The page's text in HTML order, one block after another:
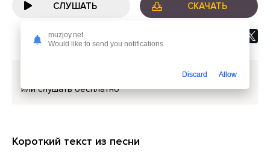
СЛУШАТЬ СКАЧАТЬ
BITTUEV, Брутто - Песня о грустном
или слушать бесплатно
Короткий текст из песни
muzjoy.net
Would like to send you notifications
Discard Allow